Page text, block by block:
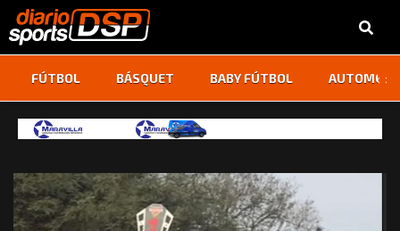
FÚTBOL BÁSQUET BABY FÚTBOL ‹ ›